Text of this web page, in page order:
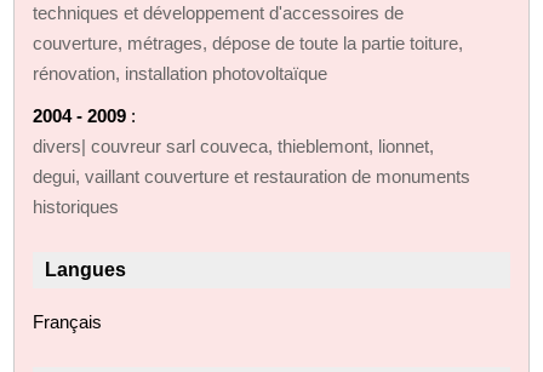
techniques et développement d'accessoires de
couverture, métrages, dépose de toute la partie toiture,
rénovation, installation photovoltaïque
2004 - 2009 :
divers| couvreur sarl couveca, thieblemont, lionnet,
degui, vaillant couverture et restauration de monuments
historiques
Langues
Français